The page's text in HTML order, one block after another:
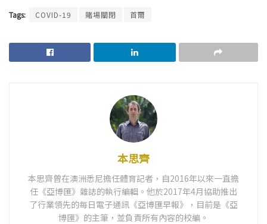
Tags: COVID-19 賭場關閉 首爾
本思齊
本思齊曾在澳洲悉尼擔任體育記者，自2016年以來一直擔
任《亞博匯》雜誌的執行編輯。他於2017年4月協助推出
了行業領先的每日電子通訊《亞博匯早報》，目前是《亞
博匯》的主筆，並負責所有內容的校編。